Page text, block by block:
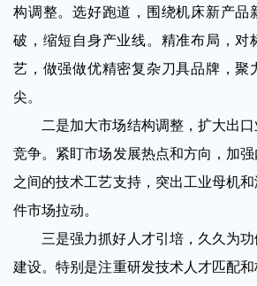
构调整。选好跑道，围绕机床新产品
破，缩短自身产业线。精准布局，对
艺，做强做优精密复杂刀具品牌，聚
尖。
二是加大市场结构调整，扩大出
竞争。紧盯市场发展热点和方向，加
之间的技术工艺支持，突出工业母机
件市场拉动。
三是强力抓好人才引培，久久为
建设。特别是注重研发技术人才匹配